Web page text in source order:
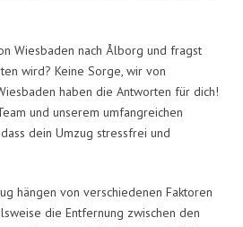
Wiesbaden nach Ålborg und fragst
wird? Keine Sorge, wir von
haben die Antworten für dich!
und unserem umfangreichen
dein Umzug stressfrei und
hängen von verschiedenen Faktoren
die Entfernung zwischen den